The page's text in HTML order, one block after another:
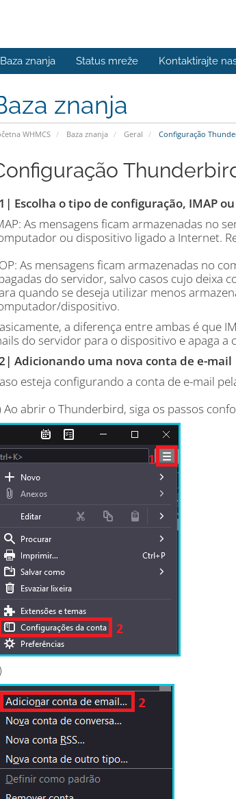
Baza znanja Status mreže Kontaktirajte
znanja
WHMCS Baza znanja Geral Configuração
Escolha o tipo de configuração, IMAP ou
As mensagens ficam armazenadas no
ou dispositivo ligado a Internet.
As mensagens ficam armazenadas no
do servidor, salvo casos cujo deixa
quando se deseja utilizar menos
dispositivo.
a diferença entre ambas é que
do servidor para o dispositivo e apaga a
Adicionando uma nova conta de e-mail
esteja configurando a conta de e-mail
Ao abrir o Thunderbird, siga os passos